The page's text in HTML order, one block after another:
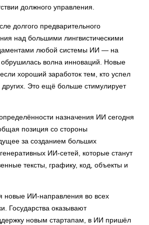
должного управления.
долгого предварительного
над большими лингвистическими
любой системы ИИ — на
волна инноваций. Новые
хороший заработок тем, кто успел
других. Это ещё больше стимулирует
назначения ИИ сегодня
позиция со стороны
за созданием больших
ИИ-сетей, которые станут
тексты, графику, код, объекты и
новые ИИ-направления во всех
Государства оказывают
новым стартапам, в ИИ пришёл